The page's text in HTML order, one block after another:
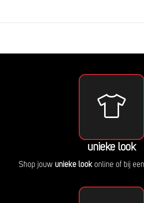
unieke look
Shop jouw unieke lookonline of bij